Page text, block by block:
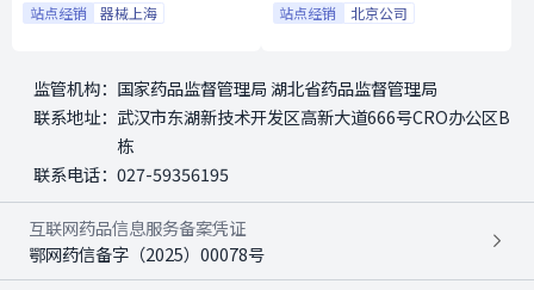
站点经销 器械上海 站点经销 北京公司
监管机构： 国家药品监督管理局 湖北省药品监督管理局
联系地址： 武汉市东湖新技术开发区高新大道666号CRO办公区B
栋
联系电话： 027-59356195
互联网药品信息服务备案凭证
鄂网药信备字（2025）00078号